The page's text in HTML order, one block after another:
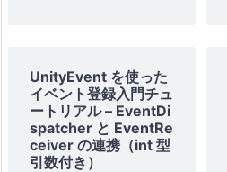
UnityEvent を使った
イベント登録入門チュ
ートリアル – EventDi
spatcher と EventRe
ceiver の連携（int 型
引数付き）